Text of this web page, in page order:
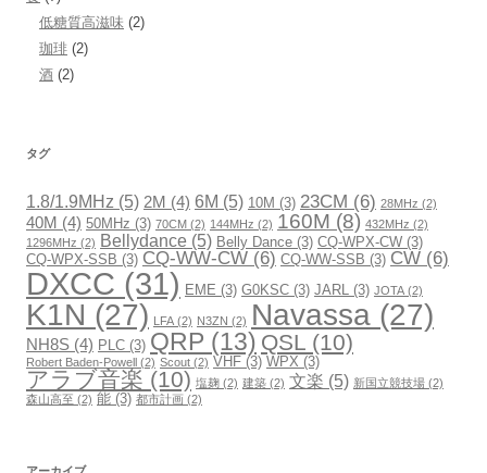
低糖質高滋味 (2)
珈琲 (2)
酒 (2)
タグ
1.8/1.9MHz (5) 2M (4) 6M (5) 10M (3) 23CM (6) 28MHz (2)
40M (4) 50MHz (3) 70CM (2) 144MHz (2) 160M (8) 432MHz (2)
1296MHz (2) Bellydance (5) Belly Dance (3) CQ-WPX-CW (3)
CQ-WPX-SSB (3) CQ-WW-CW (6) CQ-WW-SSB (3) CW (6)
DXCC (31) EME (3) G0KSC (3) JARL (3) JOTA (2)
K1N (27) LFA (2) N3ZN (2) Navassa (27)
NH8S (4) PLC (3) QRP (13) QSL (10)
Robert Baden-Powell (2) Scout (2) VHF (3) WPX (3)
アラブ音楽 (10) 塩麹 (2) 建築 (2) 文楽 (5) 新国立競技場 (2)
森山高至 (2) 能 (3) 都市計画 (2)